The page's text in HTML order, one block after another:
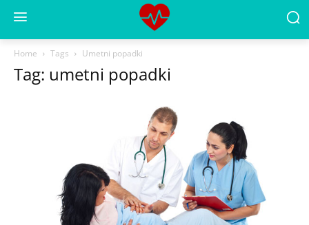
Home Tags Umetni popadki
Tag: umetni popadki